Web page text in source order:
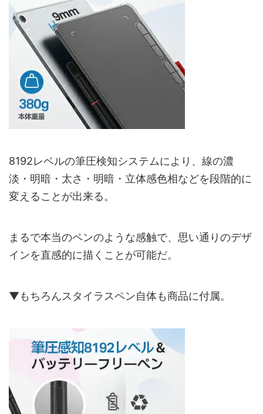
8192レベルの筆圧検知システムにより、線の濃
淡・明暗・太さ・明暗・立体感色相などを段階的に
変えることが出来る。
まるで本当のペンのような感触で、思い通りのデザ
インを直感的に描くことが可能だ。
▼もちろんスタイラスペン自体も商品に付属。